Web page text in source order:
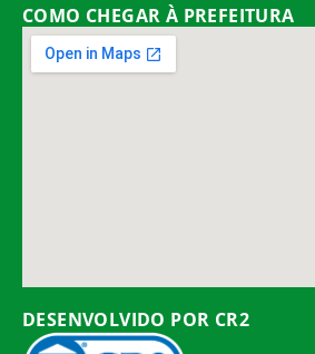
COMO CHEGAR À PREFEITURA
DESENVOLVIDO POR CR2